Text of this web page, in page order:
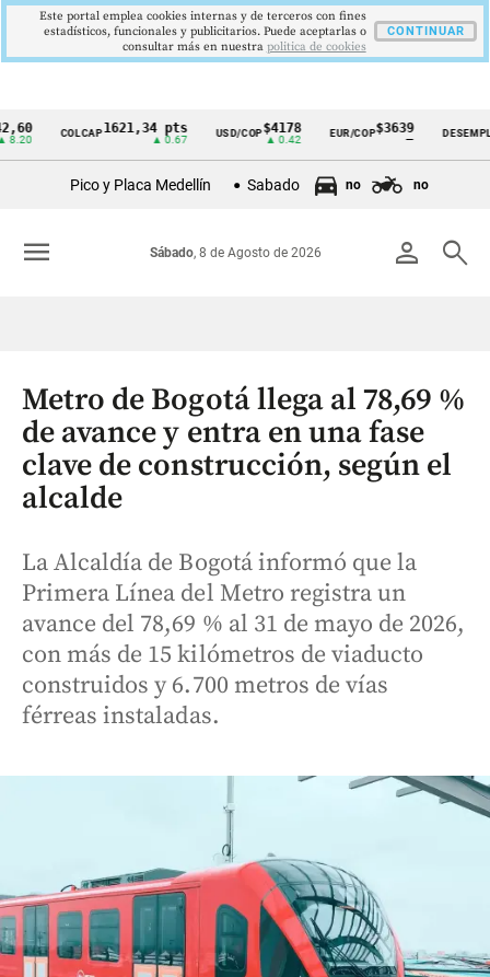
Cintillo
Colombia
COLCAP1621,34 pts USD/COP$4178
▲ 0.42
EUR/COP$3639
—
DESEMPLEO
▼
Pico y Placa Medellín Sabado no no
person search
Sábado, 8 de Agosto de 2026
menu
Metro de Bogotá llega al 78,69 %
de avance y entra en una fase
clave de construcción, según el
alcalde
La Alcaldía de Bogotá informó que la
Primera Línea del Metro registra un
avance del 78,69 % al 31 de mayo de 2026,
con más de 15 kilómetros de viaducto
construidos y 6.700 metros de vías
férreas instaladas.
Este portal emplea cookies internas y de terceros con fines
estadísticos, funcionales y publicitarios. Puede aceptarlas o
consultar más en nuestra politica de cookies
CONTINUAR